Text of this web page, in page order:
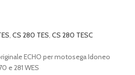
, CS 280 TES, CS 280 TESC
ECHO per motosega Idoneo
e 281 WES